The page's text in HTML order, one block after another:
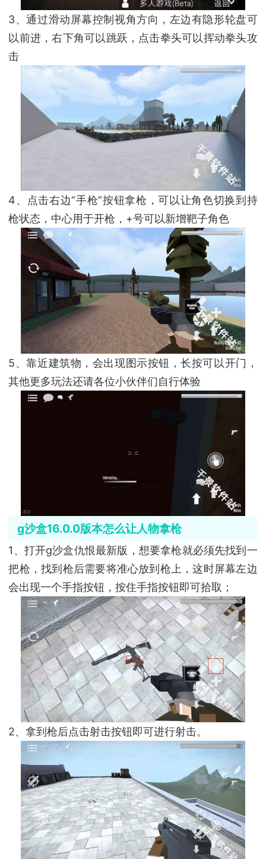
3、通过滑动屏幕控制视角方向，左边有隐形轮盘可
以前进，右下角可以跳跃，点击拳头可以挥动拳头攻
击
4、点击右边“手枪”按钮拿枪，可以让角色切换到持
枪状态，中心用于开枪，+号可以新增靶子角色
5、靠近建筑物，会出现图示按钮，长按可以开门，
其他更多玩法还请各位小伙伴们自行体验
g沙盒16.0.0版本怎么让人物拿枪
1、打开g沙盒仇恨最新版，想要拿枪就必须先找到一
把枪，找到枪后需要将准心放到枪上，这时屏幕左边
会出现一个手指按钮，按住手指按钮即可拾取；
2、拿到枪后点击射击按钮即可进行射击。